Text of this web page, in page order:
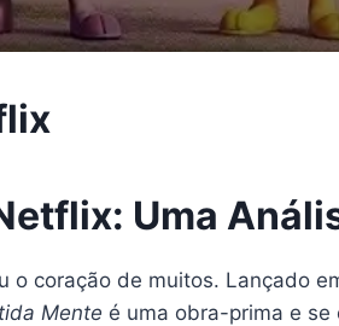
Uma
o coração de muitos. Lançado
Mente é uma obra-prima e